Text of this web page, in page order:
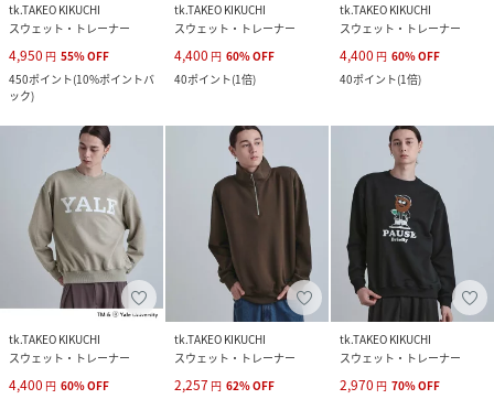
tk.TAKEO KIKUCHI
スウェット・トレーナー
4,950 円 55%OFF
450ポイント(10%ポイントバ
ック)
tk.TAKEO KIKUCHI
スウェット・トレーナー
4,400 円 60%OFF
40ポイント(1倍)
tk.TAKEO KIKUCHI
スウェット・トレーナー
4,400 円 60%OFF
40ポイント(1倍)
tk.TAKEO KIKUCHI
スウェット・トレーナー
4,400 円 60%OFF
tk.TAKEO KIKUCHI
スウェット・トレーナー
2,257 円 62%OFF
tk.TAKEO KIKUCHI
スウェット・トレーナー
2,970 円 70%OFF